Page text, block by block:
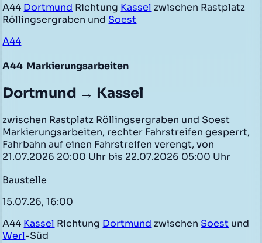
A44 Dortmund Richtung Kassel zwischen Rastplatz
Röllingsergraben und Soest
A44
A44 Markierungsarbeiten
Dortmund → Kassel
zwischen Rastplatz Röllingsergraben und Soest
Markierungsarbeiten, rechter Fahrstreifen gesperrt,
Fahrbahn auf einen Fahrstreifen verengt, von
21.07.2026 20:00 Uhr bis 22.07.2026 05:00 Uhr
Baustelle
15.07.26, 16:00
A44 Kassel Richtung Dortmund zwischen Soest und
Werl-Süd